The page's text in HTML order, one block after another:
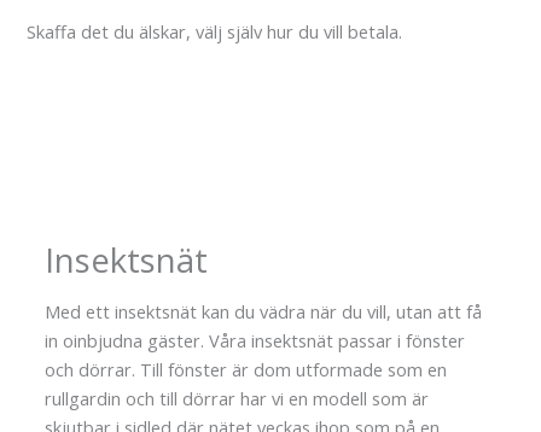
Skaffa det du älskar, välj själv hur du vill betala.
Insektsnät
Med ett insektsnät kan du vädra när du vill, utan att få
in oinbjudna gäster. Våra insektsnät passar i fönster
och dörrar. Till fönster är dom utformade som en
rullgardin och till dörrar har vi en modell som är
skjutbar i sidled där nätet veckas ihop som på en